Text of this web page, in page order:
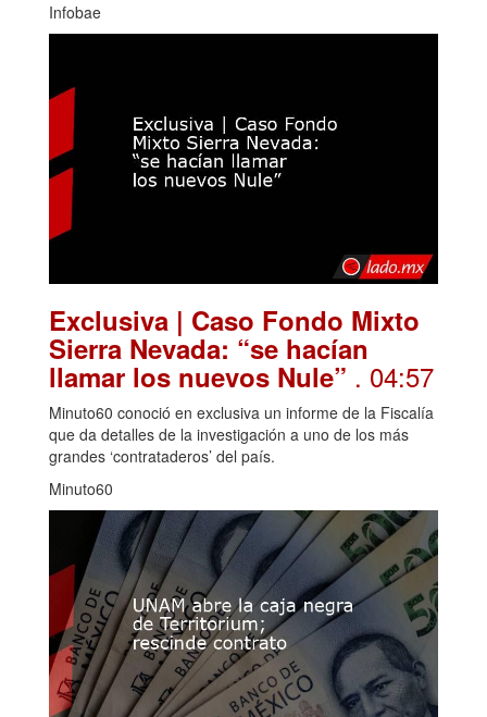
Infobae
Exclusiva | Caso Fondo Mixto
Sierra Nevada: “se hacían
llamar los nuevos Nule” . 04:57
Minuto60 conoció en exclusiva un informe de la Fiscalía
que da detalles de la investigación a uno de los más
grandes ‘contrataderos’ del país.
Minuto60